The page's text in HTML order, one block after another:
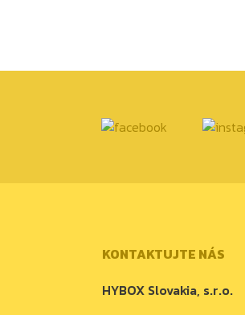
KONTAKTUJTE NÁS
HYBOX Slovakia, s.r.o.